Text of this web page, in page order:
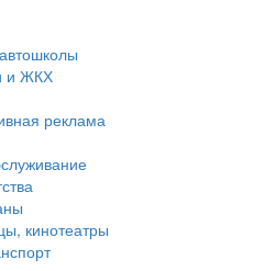
и ЖКХ
реклама
кинотеатры